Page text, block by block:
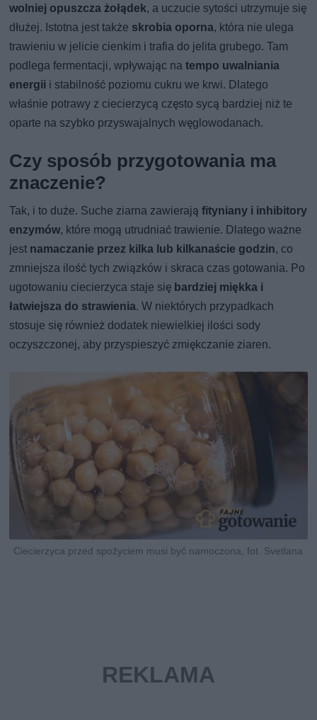
wolniej opuszcza żołądek, a uczucie sytości utrzymuje się
dłużej. Istotna jest także skrobia oporna, która nie ulega
trawieniu w jelicie cienkim i trafia do jelita grubego. Tam
podlega fermentacji, wpływając natempo uwalniania
energii i stabilność poziomu cukru we krwi. Dlatego
właśnie potrawy z ciecierzycą często sycą bardziej niż te
oparte na szybko przyswajalnych węglowodanach.
Czy sposób przygotowania ma
znaczenie?
Tak, i to duże. Suche ziarna zawierająfityniany i inhibitory
enzymów, które mogą utrudniać trawienie. Dlatego ważne
jest namaczanie przez kilka lub kilkanaście godzin, co
zmniejsza ilość tych związków i skraca czas gotowania. Po
ugotowaniu ciecierzyca staje się bardziej miękka i
łatwiejsza do strawienia. W niektórych przypadkach
stosuje się również dodatek niewielkiej ilości sody
oczyszczonej, aby przyspieszyć zmiękczanie ziaren.
Ciecierzyca przed spożyciem musi być namoczona, fot. Svetlana